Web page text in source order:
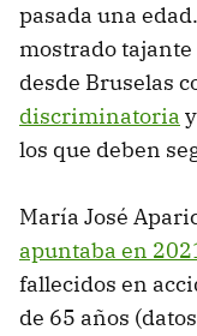
pasada una
mostrado tajante
desde Bruselas
discriminatoria
los que deben
María José
apuntaba en
fallecidos en
de 65 años